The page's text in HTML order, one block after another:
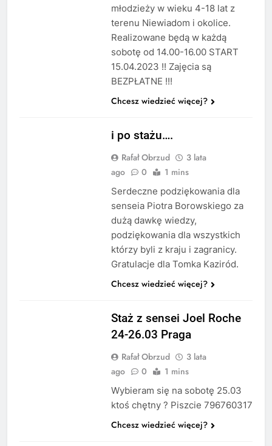
młodzieży w wieku 4-18 lat z
terenu Niewiadom i okolice.
Realizowane będą w każdą
sobotę od 14.00-16.00 START
15.04.2023 !! Zajęcia są
BEZPŁATNE !!!
Chcesz wiedzieć więcej?
i po stażu….
Rafał Obrzud
3 lata
ago
0 1 mins
Serdeczne podziękowania dla
senseia Piotra Borowskiego za
dużą dawkę wiedzy,
podziękowania dla wszystkich
którzy byli z kraju i zagranicy.
Gratulacje dla Tomka Kaziród.
Chcesz wiedzieć więcej?
Staż z sensei Joel Roche
24-26.03 Praga
Rafał Obrzud
3 lata
ago
0 1 mins
Wybieram się na sobotę 25.03
ktoś chętny ? Piszcie 796760317
Chcesz wiedzieć więcej?